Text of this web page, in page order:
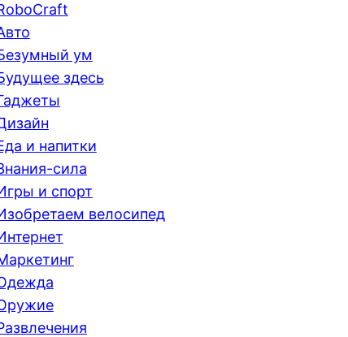
ум
здесь
и напитки
сила
и спорт
велосипед